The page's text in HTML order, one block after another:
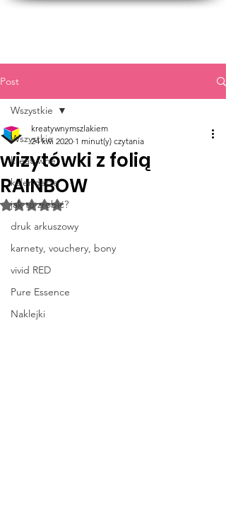
Post
Wszystkie
kreatywne
kalendarze
jak to zrobić?
druk arkuszowy
karnety, vouchery, bony
vivid RED
Pure Essence
Naklejki
Wszystkie
wizytówki z folią
RAINBOW
kreatywnymszlakiem
24 kwi 2020 1 minut(y) czytania
Oceniono na NaN z 5 gwiazdek.